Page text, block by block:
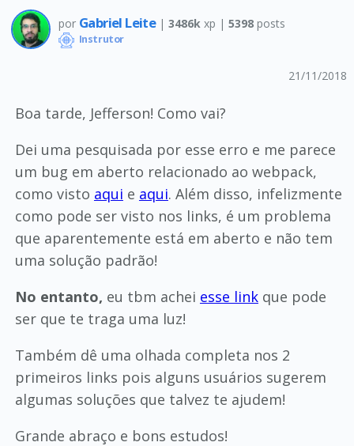
por Gabriel Leite | 3486k xp | 5398posts
Instrutor
21/11/2018
Boa tarde, Jefferson! Como vai?
Dei uma pesquisada por esse erro e me parece
um bug em aberto relacionado ao webpack,
como visto aqui e aqui. Além disso, infelizmente
como pode ser visto nos links, é um problema
que aparentemente está em aberto e não tem
uma solução padrão!
No entanto, eu tbm achei esse linkque pode
ser que te traga uma luz!
Também dê uma olhada completa nos 2
primeiros links pois alguns usuários sugerem
algumas soluções que talvez te ajudem!
Grande abraço e bons estudos!